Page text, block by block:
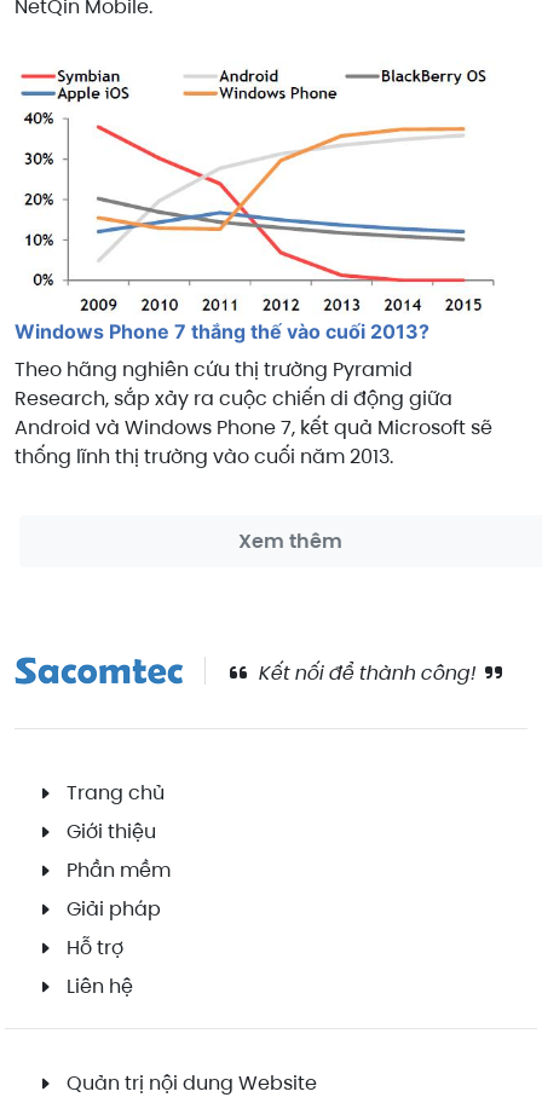
NetQin Mobile.
Windows Phone 7 thắng thế vào cuối 2013?
Theo hãng nghiên cứu thị trường Pyramid
Research, sắp xảy ra cuộc chiến di động giữa
Android và Windows Phone 7, kết quả Microsoft sẽ
thống lĩnh thị trường vào cuối năm 2013.
Xem thêm
Kết nối để thành công!
Trang chủ
Giới thiệu
Phần mềm
Giải pháp
Hỗ trợ
Liên hệ
Quản trị nội dung Website